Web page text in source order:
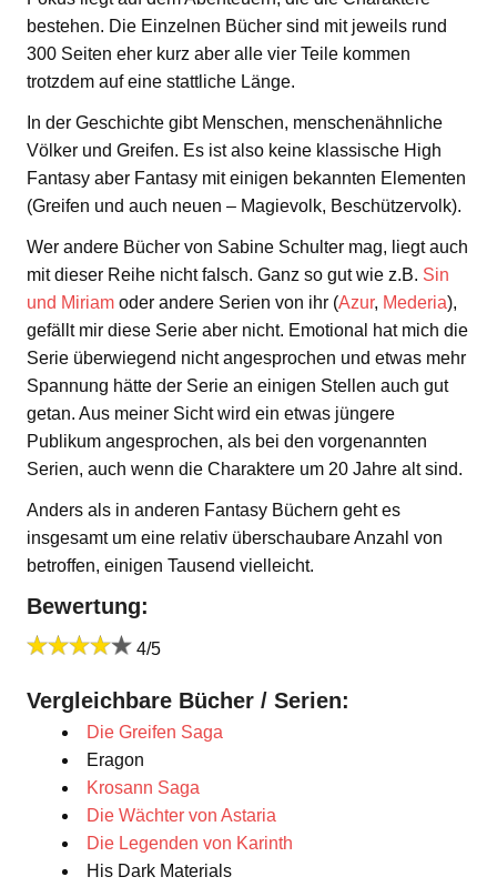
bestehen. Die Einzelnen Bücher sind mit jeweils rund
300 Seiten eher kurz aber alle vier Teile kommen
trotzdem auf eine stattliche Länge.
In der Geschichte gibt Menschen, menschenähnliche
Völker und Greifen. Es ist also keine klassische High
Fantasy aber Fantasy mit einigen bekannten Elementen
(Greifen und auch neuen – Magievolk, Beschützervolk).
Wer andere Bücher von Sabine Schulter mag, liegt auch
mit dieser Reihe nicht falsch. Ganz so gut wie z.B. Sin
und Miriam oder andere Serien von ihr (Azur, Mederia),
gefällt mir diese Serie aber nicht. Emotional hat mich die
Serie überwiegend nicht angesprochen und etwas mehr
Spannung hätte der Serie an einigen Stellen auch gut
getan. Aus meiner Sicht wird ein etwas jüngere
Publikum angesprochen, als bei den vorgenannten
Serien, auch wenn die Charaktere um 20 Jahre alt sind.
Anders als in anderen Fantasy Büchern geht es
insgesamt um eine relativ überschaubare Anzahl von
betroffen, einigen Tausend vielleicht.
Bewertung:
4/5
Vergleichbare Bücher / Serien:
Die Greifen Saga
Eragon
Krosann Saga
Die Wächter von Astaria
Die Legenden von Karinth
His Dark Materials